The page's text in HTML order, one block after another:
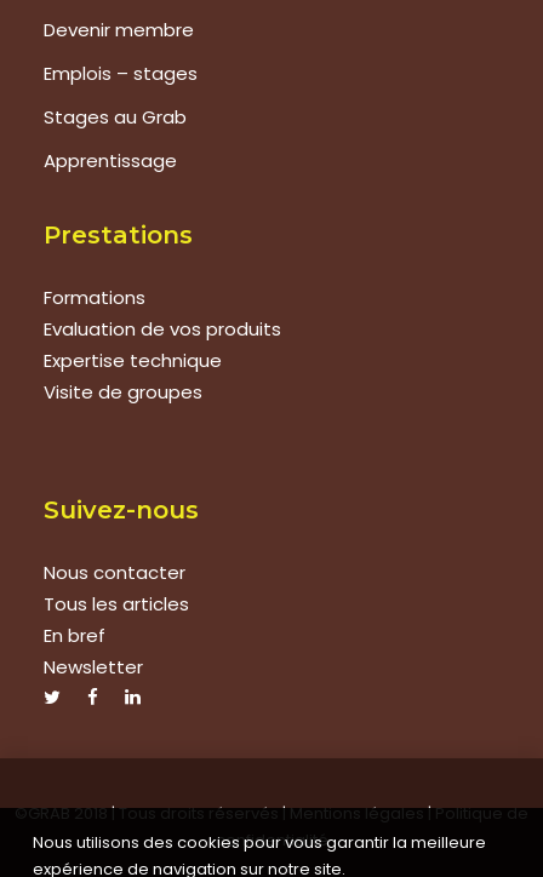
Devenir membre
Emplois – stages
Stages au Grab
Apprentissage
Prestations
Formations
Evaluation de vos produits
Expertise technique
Visite de groupes
Suivez-nous
Nous contacter
Tous les articles
En bref
Newsletter
©GRAB 2018 | Tous droits réservés |Mentions légales|Politique de
confidentialité
Nous utilisons des cookies pour vous garantir la meilleure
expérience de navigation sur notre site.